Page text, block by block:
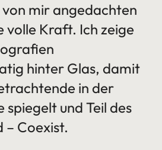
mir angedachten
volle Kraft. Ich zeige
hinter Glas, damit
in der
und Teil des
– Coexist.